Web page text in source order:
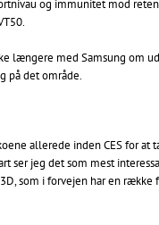
og immunitet mod
længere med Samsung om
på det område.
allerede inden CES for at
ser jeg det som mest
som i forvejen har en